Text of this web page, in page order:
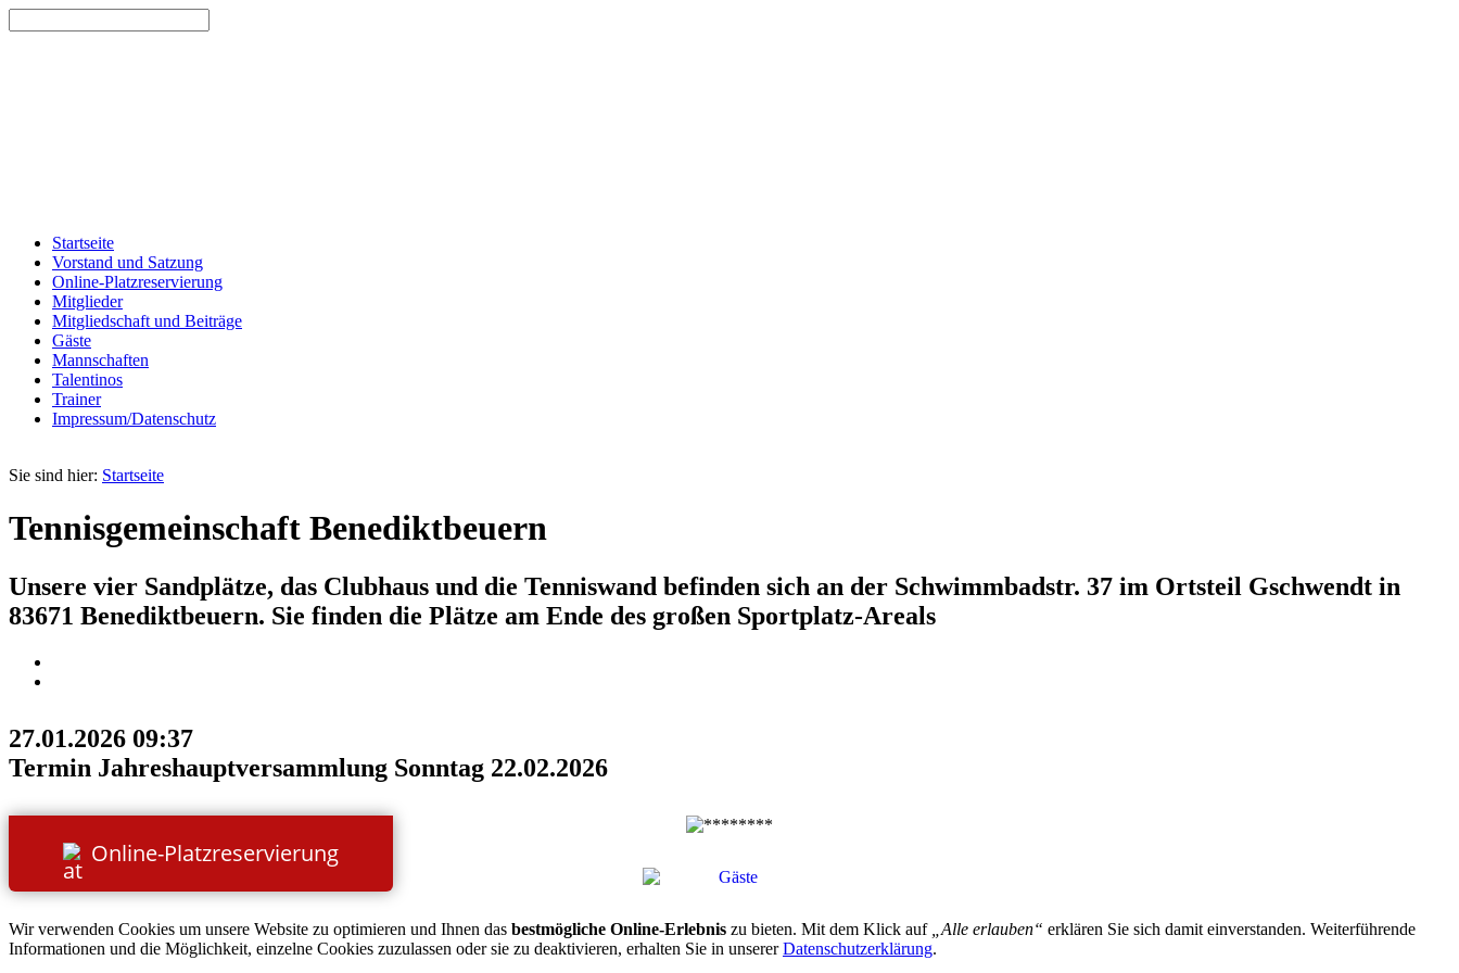
Startseite
Vorstand und Satzung
Online-Platzreservierung
Mitglieder
Mitgliedschaft und Beiträge
Gäste
Mannschaften
Talentinos
Trainer
Impressum/Datenschutz
Sie sind hier: Startseite
Tennisgemeinschaft Benediktbeuern
Unsere vier Sandplätze, das Clubhaus und die Tenniswand befinden sich an der Schwimmbadstr. 37 im Ortsteil Gschwendt in
83671 Benediktbeuern. Sie finden die Plätze am Ende des großen Sportplatz-Areals
27.01.2026 09:37
Termin Jahreshauptversammlung Sonntag 22.02.2026
Online-Platzreservierung
Wir verwenden Cookies um unsere Website zu optimieren und Ihnen das bestmögliche Online-Erlebnis zu bieten. Mit dem Klick auf „Alle erlauben“ erklären Sie sich damit einverstanden. Weiterführende
Informationen und die Möglichkeit, einzelne Cookies zuzulassen oder sie zu deaktivieren, erhalten Sie in unsererDatenschutzerklärung.